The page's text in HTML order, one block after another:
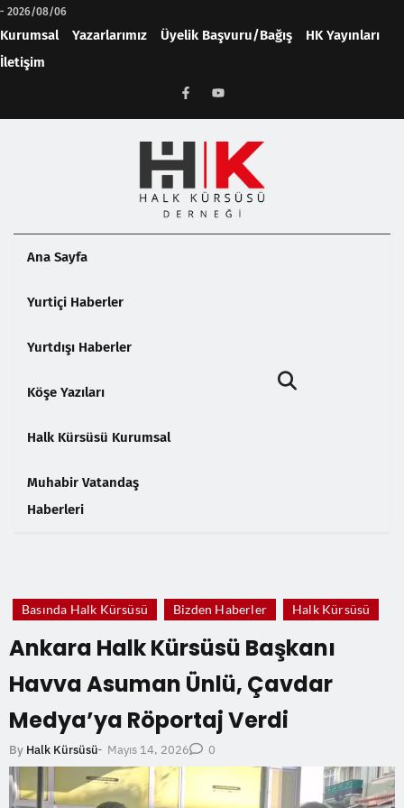
- 2026/08/06
Kurumsal Yazarlarımız Üyelik Başvuru/Bağış
HK Yayınları
İletişim
Ana Sayfa
Yurtiçi Haberler
Yurtdışı Haberler
Köşe Yazıları
Halk Kürsüsü Kurumsal
Muhabir Vatandaş
Haberleri
Basında Halk Kürsüsü Bizden Haberler Halk Kürsüsü
Ankara Halk Kürsüsü Başkanı
Havva Asuman Ünlü, Çavdar
Medya’ya Röportaj Verdi
By Halk Kürsüsü- Mayıs 14, 2026 0